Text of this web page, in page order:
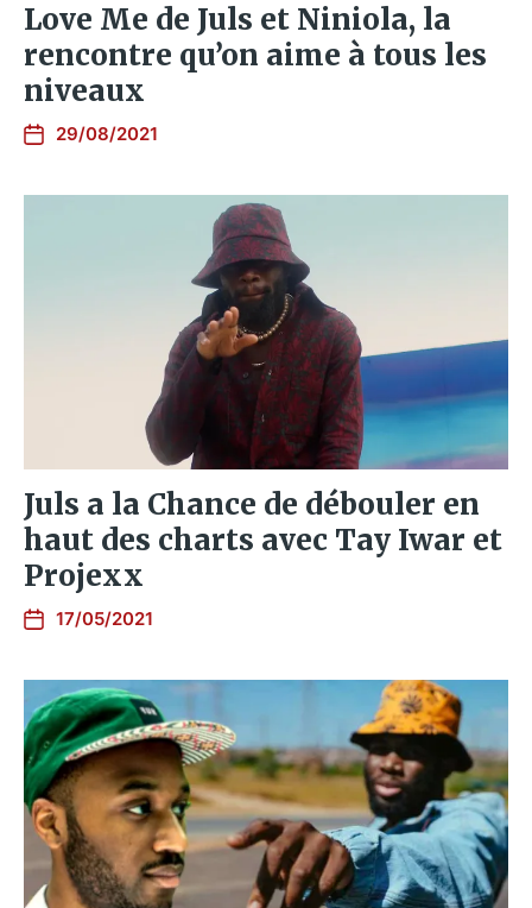
Love Me de Juls et Niniola, la
rencontre qu’on aime à tous les
niveaux
29/08/2021
Juls a la Chance de débouler en
haut des charts avec Tay Iwar et
Projexx
17/05/2021